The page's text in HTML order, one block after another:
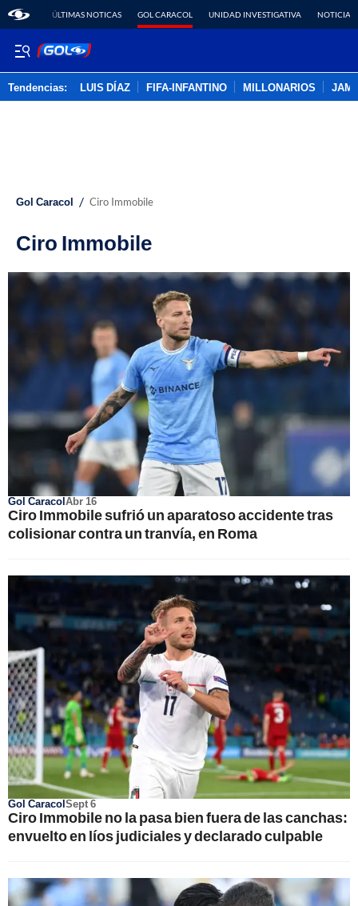
ÚLTIMAS NOTICAS GOL CARACOL UNIDAD INVESTIGATIVA NOTICIAS
Tendencias: LUIS DÍAZ FIFA-INFANTINO MILLONARIOS
Gol Caracol / Ciro Immobile
Ciro Immobile
Gol CaracolAbr 16
Ciro Immobile sufrió un aparatoso accidente tras
colisionar contra un tranvía, en Roma
Gol CaracolSept 6
Ciro Immobile no la pasa bien fuera de las canchas:
envuelto en líos judiciales y declarado culpable